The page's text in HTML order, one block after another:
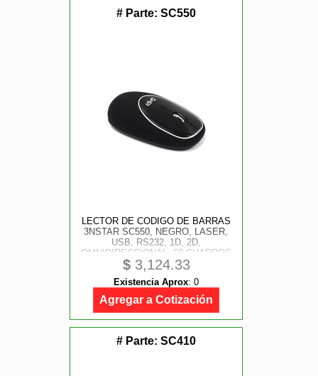
# Parte: SC550
LECTOR DE CODIGO DE BARRAS
3NSTAR SC550, NEGRO, LASER,
USB, RS232, 1D, 2D,
OMNIDIRECCIONAL, 60 CUADROS
POR SEGUNDO
$3,124.33
Existencia Aprox: 0
Agregar a Cotización
# Parte: SC410